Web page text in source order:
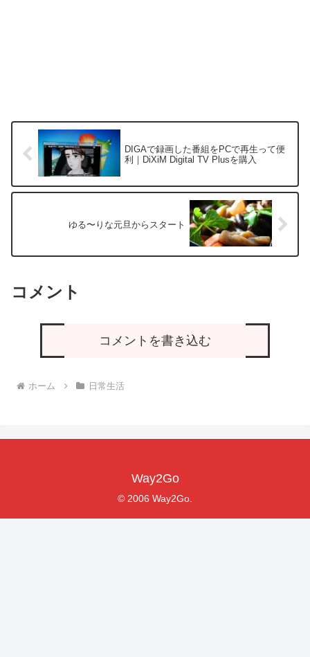
DIGAで録画した番組をPCで再生って便
利｜DiXiM Digital TV Plusを購入
ゆる〜りな元旦からスタート
コメント
コメントを書き込む
ホーム 日常生活
Way2Go
© 2006 Way2Go.